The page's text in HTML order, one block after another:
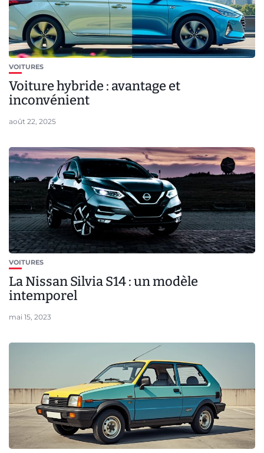
VOITURES
Voiture hybride : avantage et
inconvénient
août 22, 2025
VOITURES
La Nissan Silvia S14 : un modèle
intemporel
mai 15, 2023